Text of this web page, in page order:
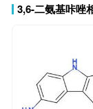
3,6-二氨基咔唑